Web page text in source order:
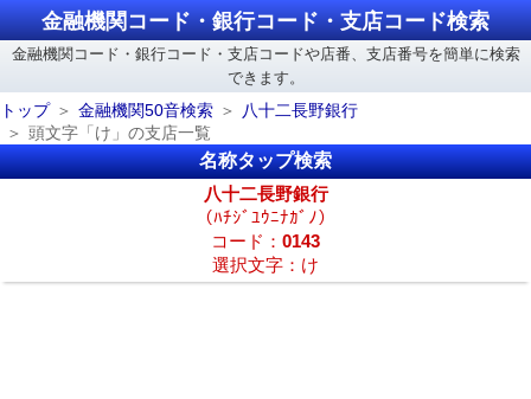
金融機関コード・銀行コード・支店コード検索
金融機関コード・銀行コード・支店コードや店番、支店番号を簡単に検索
できます。
トップ
金融機関50音検索
八十二長野銀行
頭文字「け」の支店一覧
名称タップ検索
八十二長野銀行
（ﾊﾁｼﾞﾕｳﾆﾅｶﾞﾉ）
コード： 0143
選択文字：け